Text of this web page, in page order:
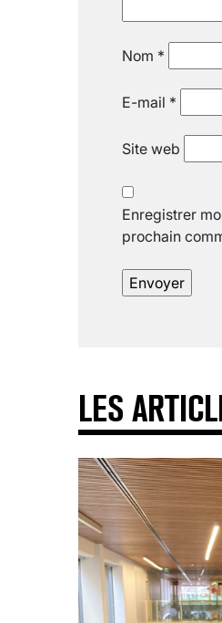
Nom *
E-mail *
Site web
Enregistrer
prochain
LES